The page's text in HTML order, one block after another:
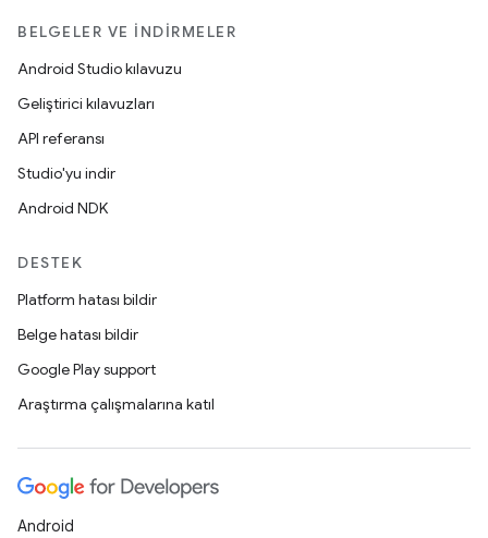
BELGELER VE İNDIRMELER
Android Studio kılavuzu
Geliştirici kılavuzları
API referansı
Studio'yu indir
Android NDK
DESTEK
Platform hatası bildir
Belge hatası bildir
Google Play support
Araştırma çalışmalarına katıl
Android